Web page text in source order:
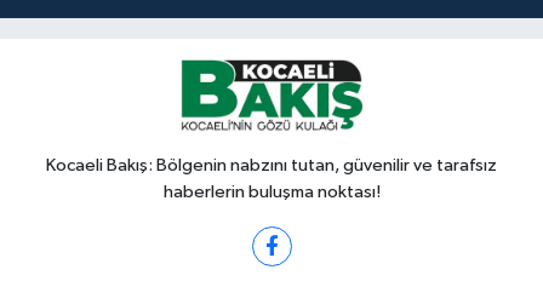
Kocaeli Bakış: Bölgenin nabzını tutan, güvenilir ve tarafsız
haberlerin buluşma noktası!